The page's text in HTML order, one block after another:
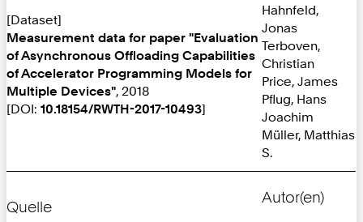
[Dataset]
Measurement data for paper "Evaluation
of Asynchronous Offloading Capabilities
of Accelerator Programming Models for
Multiple Devices", 2018
[DOI: 10.18154/RWTH-2017-10493]
Hahnfeld,
Jonas
Terboven,
Christian
Price, James
Pflug, Hans
Joachim
Müller, Matthias
S.
Quelle
Autor(en)